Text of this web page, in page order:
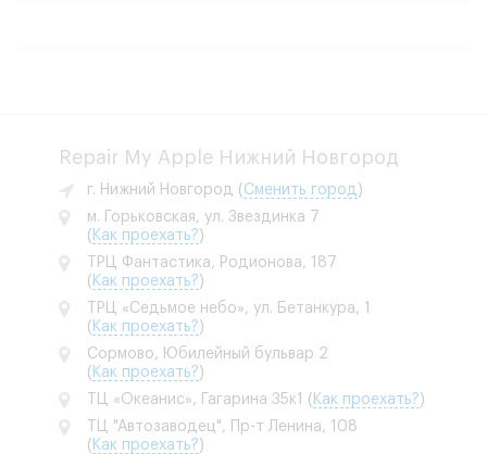
Repair My Apple Нижний Новгород
г. Нижний Новгород ( Сменить город )
м. Горьковская, ул. Звездинка 7
( Как проехать?)
ТРЦ Фантастика, Родионова, 187
( Как проехать?)
ТРЦ «Седьмое небо», ул. Бетанкура, 1
( Как проехать?)
Сормово, Юбилейный бульвар 2
( Как проехать?)
ТЦ «Океанис», Гагарина 35к1 ( Как проехать?)
ТЦ "Автозаводец", Пр-т Ленина, 108
( Как проехать?)